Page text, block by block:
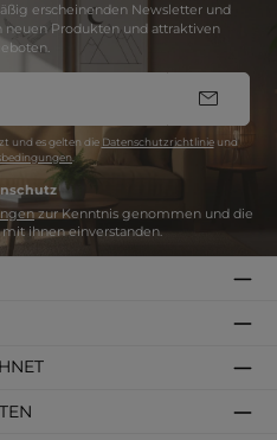
erscheinenden Newsletter und
neuen Produkten und attraktiven
und es gelten die Datenschutzrichtlinieund
zur Kenntnis genommen und die
ihnen einverstanden.